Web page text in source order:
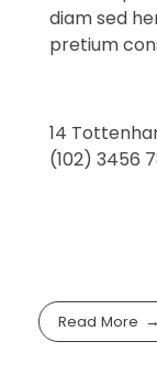
diam sed
pretium
14
(102) 3456
Read More